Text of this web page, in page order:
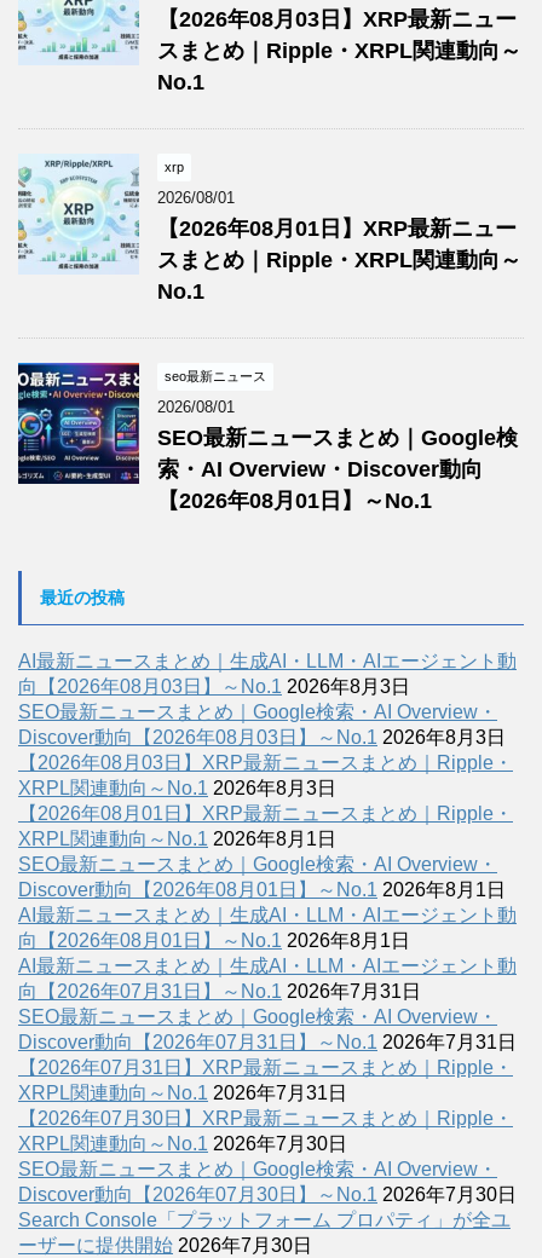
【2026年08月03日】XRP最新ニュー
スまとめ｜Ripple・XRPL関連動向～
No.1
xrp
2026/08/01
【2026年08月01日】XRP最新ニュー
スまとめ｜Ripple・XRPL関連動向～
No.1
seo最新ニュース
2026/08/01
SEO最新ニュースまとめ｜Google検
索・AI Overview・Discover動向
【2026年08月01日】～No.1
最近の投稿
AI最新ニュースまとめ｜生成AI・LLM・AIエージェント動
向【2026年08月03日】～No.1 2026年8月3日
SEO最新ニュースまとめ｜Google検索・AI Overview・
Discover動向【2026年08月03日】～No.1 2026年8月3日
【2026年08月03日】XRP最新ニュースまとめ｜Ripple・
XRPL関連動向～No.1 2026年8月3日
【2026年08月01日】XRP最新ニュースまとめ｜Ripple・
XRPL関連動向～No.1 2026年8月1日
SEO最新ニュースまとめ｜Google検索・AI Overview・
Discover動向【2026年08月01日】～No.1 2026年8月1日
AI最新ニュースまとめ｜生成AI・LLM・AIエージェント動
向【2026年08月01日】～No.1 2026年8月1日
AI最新ニュースまとめ｜生成AI・LLM・AIエージェント動
向【2026年07月31日】～No.1 2026年7月31日
SEO最新ニュースまとめ｜Google検索・AI Overview・
Discover動向【2026年07月31日】～No.1 2026年7月31日
【2026年07月31日】XRP最新ニュースまとめ｜Ripple・
XRPL関連動向～No.1 2026年7月31日
【2026年07月30日】XRP最新ニュースまとめ｜Ripple・
XRPL関連動向～No.1 2026年7月30日
SEO最新ニュースまとめ｜Google検索・AI Overview・
Discover動向【2026年07月30日】～No.1 2026年7月30日
Search Console「プラットフォーム プロパティ」が全ユ
ーザーに提供開始 2026年7月30日